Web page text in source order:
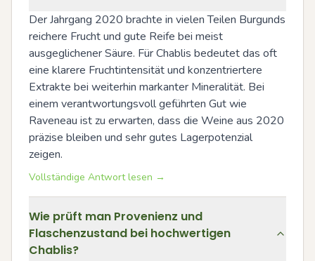
Der Jahrgang 2020 brachte in vielen Teilen Burgunds
reichere Frucht und gute Reife bei meist
ausgeglichener Säure. Für Chablis bedeutet das oft
eine klarere Fruchtintensität und konzentriertere
Extrakte bei weiterhin markanter Mineralität. Bei
einem verantwortungsvoll geführten Gut wie
Raveneau ist zu erwarten, dass die Weine aus 2020
präzise bleiben und sehr gutes Lagerpotenzial
zeigen.
Vollständige Antwort lesen →
Wie prüft man Provenienz und
Flaschenzustand bei hochwertigen
Chablis?